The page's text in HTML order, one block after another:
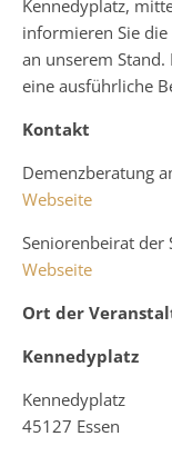
Kennedyplatz,
informieren Sie
an unserem
eine ausführliche
Kontakt
Demenzberatung
Webseite
Seniorenbeirat der
Webseite
Ort der
Kennedyplatz
Kennedyplatz
45127 Essen